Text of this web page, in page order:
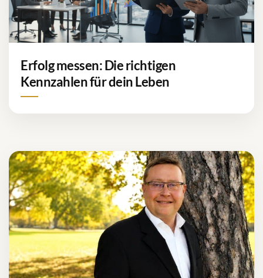
Erfolg messen: Die richtigen
Kennzahlen für dein Leben